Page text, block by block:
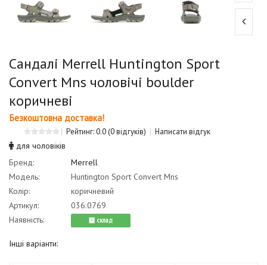
Сандалі Merrell Huntington Sport
Convert Mns чоловічі boulder
коричневі
Безкоштовна доставка!
Рейтинг: 0.0(0 відгуків) Написати відгук
для чоловіків
Бренд:
Merrell
Модель:
Huntington Sport Convert Mns
Колір:
коричневий
Артикул:
036.0769
Наявність:
cклад
Інші варіанти: